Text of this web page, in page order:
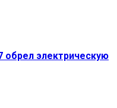
обрел электрическую